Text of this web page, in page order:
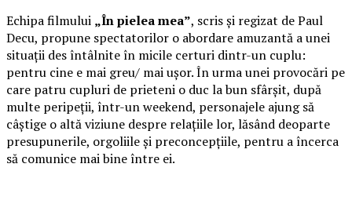
Echipa filmului „În pielea mea”, scris și regizat de Paul
Decu, propune spectatorilor o abordare amuzantă a unei
situații des întâlnite în micile certuri dintr-un cuplu:
pentru cine e mai greu/ mai ușor. În urma unei provocări pe
care patru cupluri de prieteni o duc la bun sfârșit, după
multe peripeții, într-un weekend, personajele ajung să
câștige o altă viziune despre relațiile lor, lăsând deoparte
presupunerile, orgoliile și preconcepțiile, pentru a încerca
să comunice mai bine între ei.